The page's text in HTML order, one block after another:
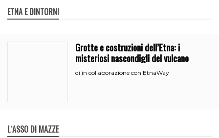
ETNA E DINTORNI
Grotte e costruzioni dell’Etna: i
misteriosi nascondigli del vulcano
di in collaborazione con EtnaWay
L`ASSO DI MAZZE